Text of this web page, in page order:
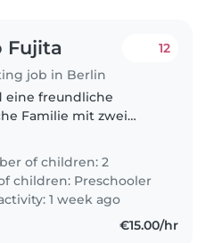
Fujita
job in Berlin
12
eine freundliche
Familie mit zwei
4 Jahren und leben in
Kinder besuchen
Kita und sprechen
of children: 2
children: Preschooler
1 week ago
€15.00/hr